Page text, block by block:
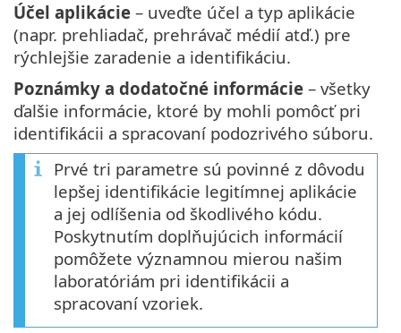
Účel aplikácie – uveďte účel a typ aplikácie
(napr. prehliadač, prehrávač médií atď.) pre
rýchlejšie zaradenie a identifikáciu.
Poznámky a dodatočné informácie – všetky
ďalšie informácie, ktoré by mohli pomôcť pri
identifikácii a spracovaní podozrivého súboru.
Prvé tri parametre sú povinné z dôvodu
lepšej identifikácie legitímnej aplikácie
a jej odlíšenia od škodlivého kódu.
Poskytnutím doplňujúcich informácií
pomôžete významnou mierou našim
laboratóriám pri identifikácii a
spracovaní vzoriek.